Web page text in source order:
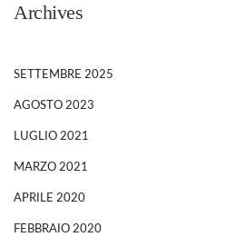
Archives
SETTEMBRE 2025
AGOSTO 2023
LUGLIO 2021
MARZO 2021
APRILE 2020
FEBBRAIO 2020